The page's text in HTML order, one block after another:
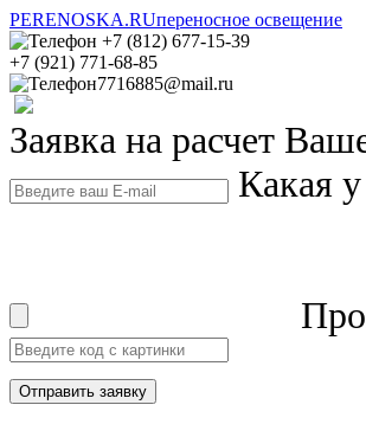
PERENOSKA.RUпереносное освещение
+7 (812) 677-15-39
+7 (921) 771-68-85
7716885@mail.ru
Заявка на расчет
Какая